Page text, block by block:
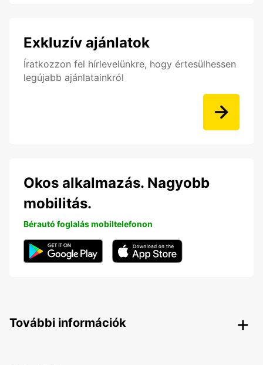
Exkluzív ajánlatok
Íratkozzon fel hírlevelünkre, hogy értesülhessen
legújabb ajánlatainkról
Okos alkalmazás. Nagyobb
mobilitás.
Bérautó foglalás mobiltelefonon
További információk